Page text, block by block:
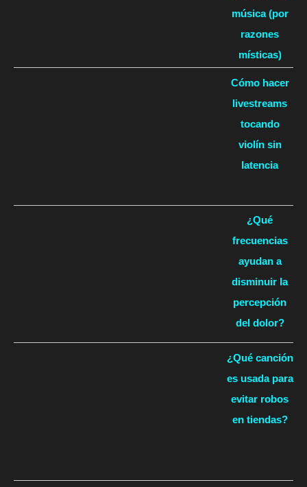
música (por
razones
místicas)
Cómo hacer
livestreams
tocando
violín sin
latencia
¿Qué
frecuencias
ayudan a
disminuir la
percepción
del dolor?
¿Qué canción
es usada para
evitar robos
en tiendas?